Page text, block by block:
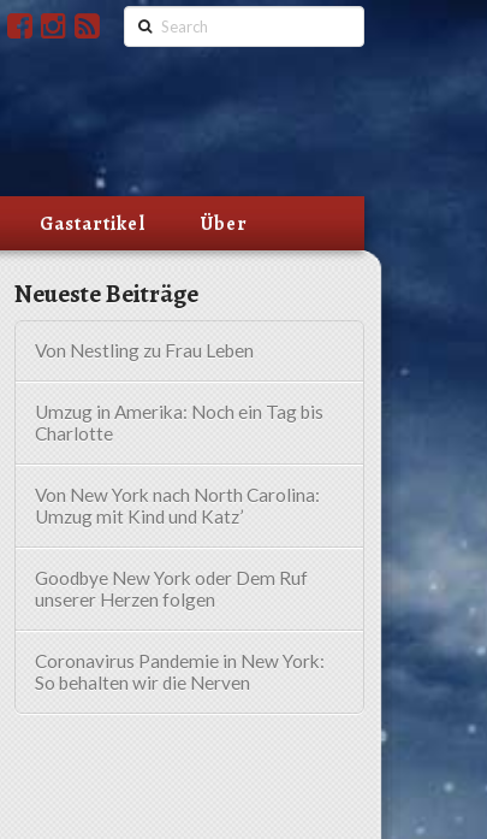
Search
Gastartikel Über
Neueste Beiträge
Von Nestling zu Frau Leben
Umzug in Amerika: Noch ein Tag bis
Charlotte
Von New York nach North Carolina:
Umzug mit Kind und Katz’
Goodbye New York oder Dem Ruf
unserer Herzen folgen
Coronavirus Pandemie in New York:
So behalten wir die Nerven